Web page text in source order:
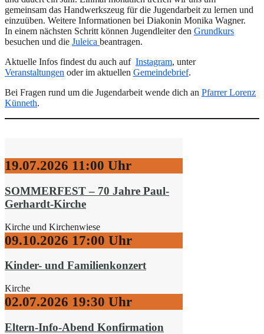
gemeinsam das Handwerkszeug für die Jugendarbeit zu lernen und
einzuüben. Weitere Informationen bei Diakonin Monika Wagner.
In einem nächsten Schritt können Jugendleiter den Grundkurs
besuchen und die Juleica beantragen.
Aktuelle Infos findest du auch auf Instagram, unter
Veranstaltungen oder im aktuellen Gemeindebrief.
Bei Fragen rund um die Jugendarbeit wende dich an Pfarrer Lorenz
Künneth.
19.07.2026 11:00 Uhr
SOMMERFEST – 70 Jahre Paul-
Gerhardt-Kirche
Kirche und Kirchenwiese
09.10.2026 17:00 Uhr
Kinder- und Familienkonzert
Kirche
02.07.2026 19:30 Uhr
Eltern-Info-Abend Konfirmation